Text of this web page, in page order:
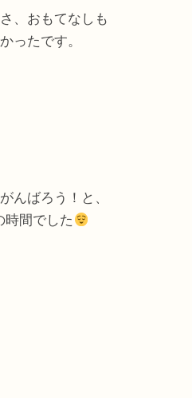
、おもてなしも
ったです。
んばろう！と、
時間でした